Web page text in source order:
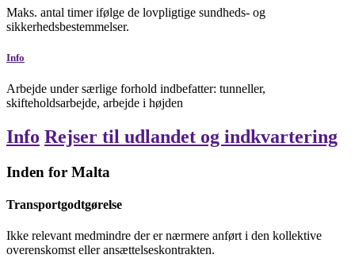
Maks. antal timer ifølge de lovpligtige sundheds- og
sikkerhedsbestemmelser.
Info
Arbejde under særlige forhold indbefatter: tunneller,
skifteholdsarbejde, arbejde i højden
Info Rejser til udlandet og indkvartering
Inden for Malta
Transportgodtgørelse
Ikke relevant medmindre der er nærmere anført i den kollektive
overenskomst eller ansættelseskontrakten.